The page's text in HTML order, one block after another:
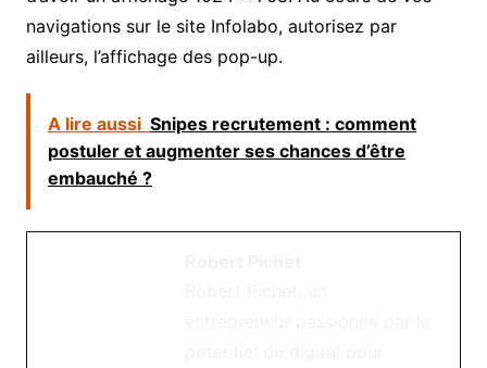
navigations sur le site Infolabo, autorisez par
ailleurs, l’affichage des pop-up.
A lire aussi Snipes recrutement : comment
postuler et augmenter ses chances d’être
embauché ?